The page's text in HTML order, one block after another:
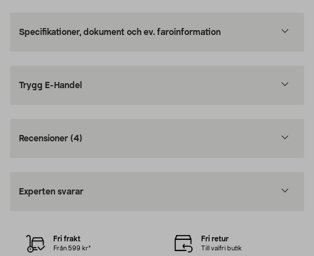
Specifikationer, dokument och ev. faroinformation
Trygg E-Handel
Recensioner (4)
Experten svarar
Fri frakt
Från 599 kr*
Fri retur
Till valfri butik